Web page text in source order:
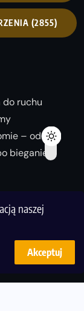
naszej
Akceptuj
(2855)
do ruchu
– od
bieganie
wersję!